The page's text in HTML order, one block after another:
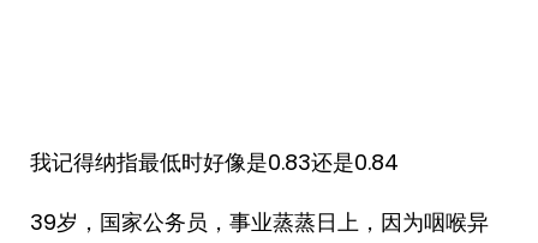
我记得纳指最低时好像是0.83还是0.84
39岁，国家公务员，事业蒸蒸日上，因为咽喉异